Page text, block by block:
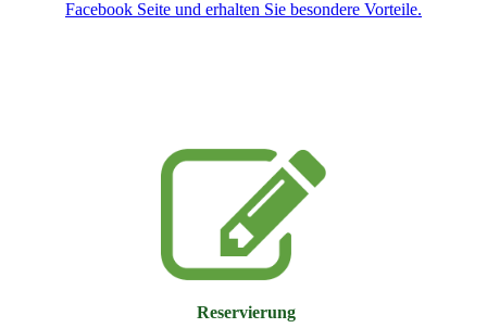
Facebook Seite und erhalten Sie besondere Vorteile.
Reservierung